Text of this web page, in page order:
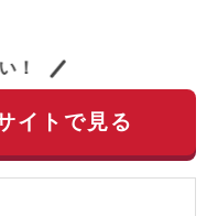
！
イトで見る